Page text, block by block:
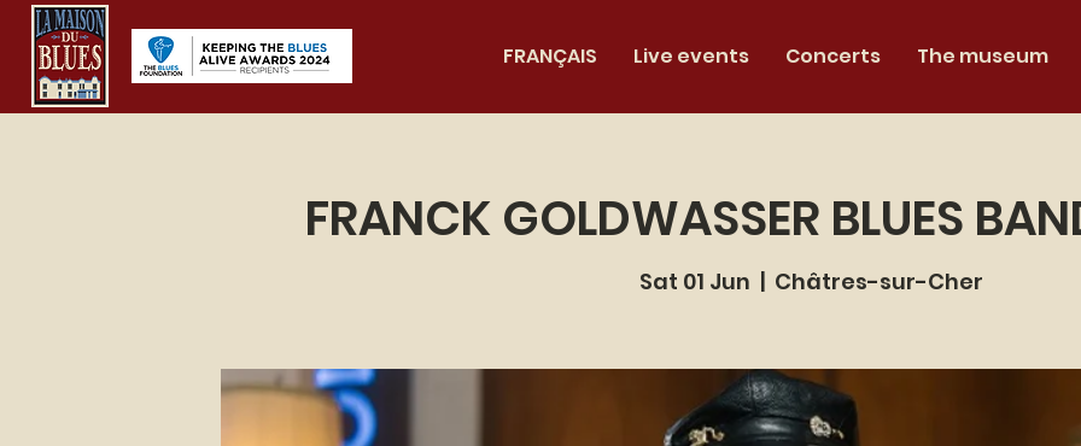
FRANÇAIS Live events Concerts The museum
FRANCK GOLDWASSER BLUES
Sat 01 Jun
  |
Châtres-sur-Cher